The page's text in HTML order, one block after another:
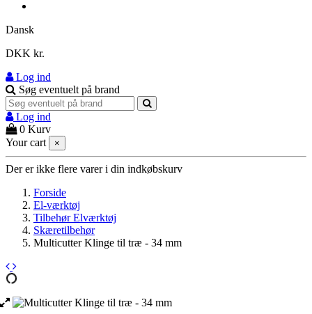
Dansk
DKK kr.
Log ind
Søg eventuelt på brand
Log ind
0 Kurv
Your cart
×
Der er ikke flere varer i din indkøbskurv
Forside
El-værktøj
Tilbehør Elværktøj
Skæretilbehør
Multicutter Klinge til træ - 34 mm